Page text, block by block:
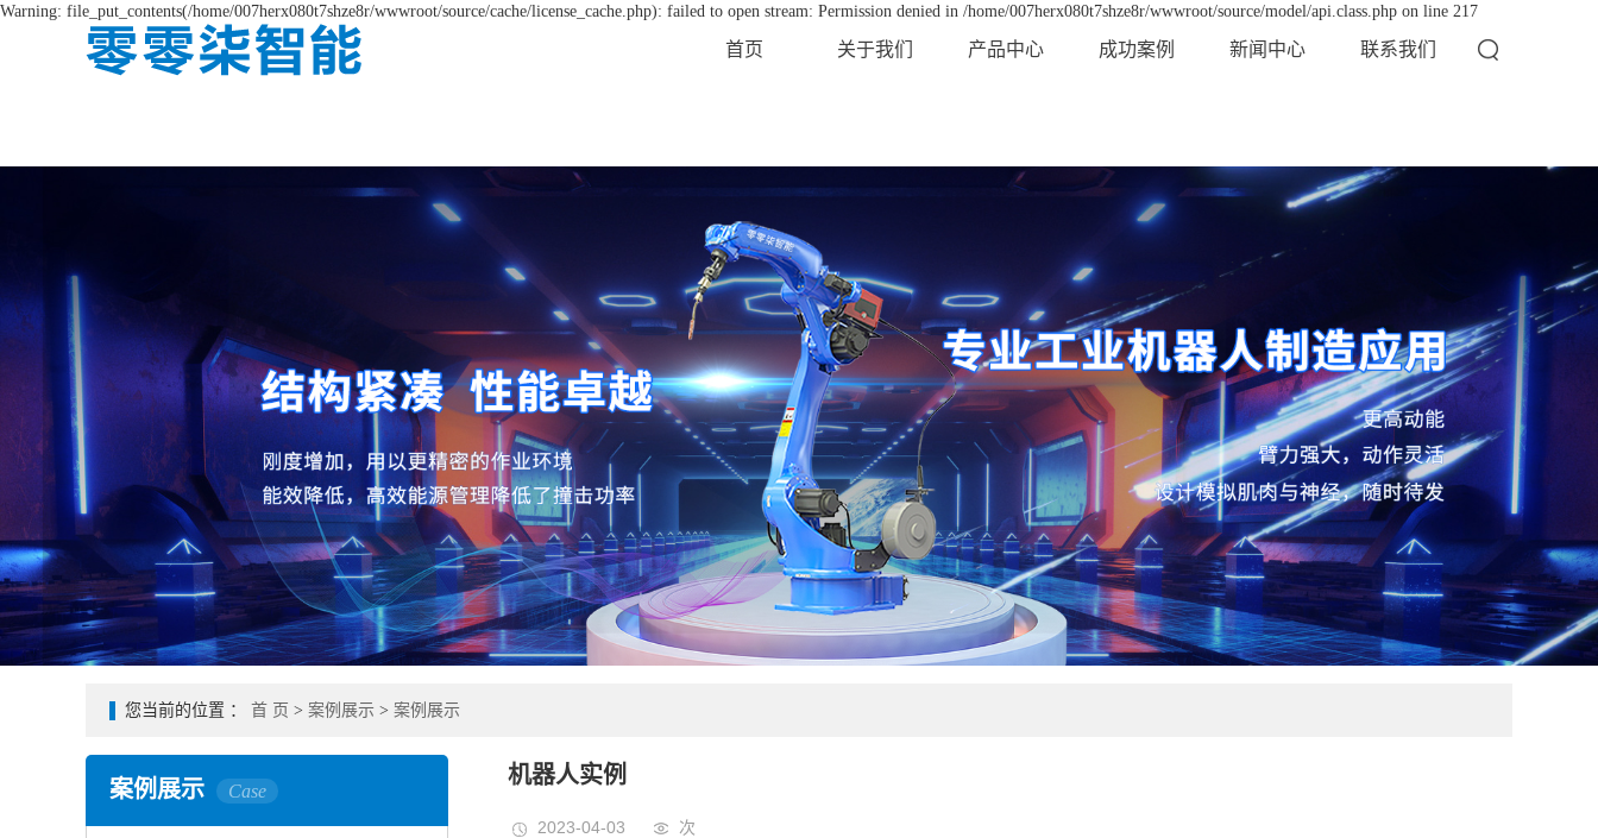
Warning: file_put_contents(/home/007herx080t7shze8r/wwwroot/source/cache/license_cache.php): failed to open stream: Permission denied in /home/007herx080t7shze8r/wwwroot/source/model/api.class.php on line 217
首页 关于我们 产品中心 成功案例 新闻中心 联系我们
您当前的位置 ： 首 页 > 案例展示 > 案例展示
案例展示 Case
机器人实例
2023-04-03 次